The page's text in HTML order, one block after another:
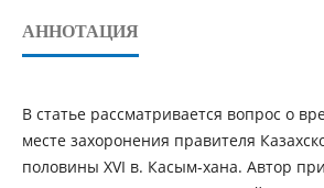
АННОТАЦИЯ
В статье рассматривается вопрос о
месте захоронения правителя
половины XVI в. Касым-хана. Автор